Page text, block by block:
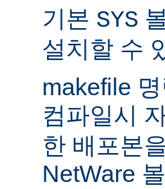
기본 SYS
설치할 수
makefile
컴파일시
한 배포본
NetWare